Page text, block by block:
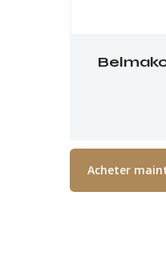
Acheter